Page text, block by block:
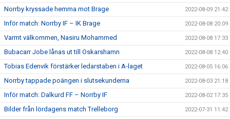
Norrby kryssade hemma mot Brage 2022-08-09 21:42
Inför match: Norrby IF – IK Brage 2022-08-08 20:09
Varmt välkommen, Nasiru Mohammed 2022-08-08 17:33
Bubacarr Jobe lånas ut till Oskarshamn 2022-08-08 12:40
Tobias Edenvik förstärker ledarstaben i A-laget 2022-08-05 16:06
Norrby tappade poängen i slutsekunderna 2022-08-03 21:18
Inför match: Dalkurd FF – Norrby IF 2022-08-02 17:35
Bilder från lördagens match Trelleborg 2022-07-31 11:42